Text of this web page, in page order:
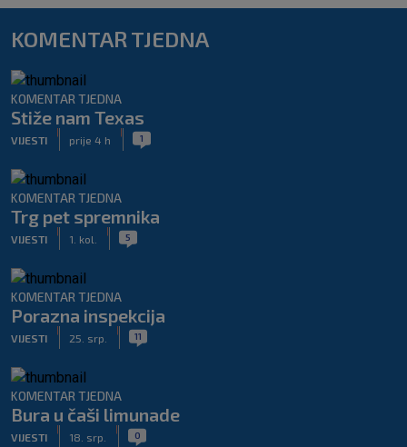
KOMENTAR TJEDNA
KOMENTAR TJEDNA
Stiže nam Texas
VIJESTI prije 4 h 1
KOMENTAR TJEDNA
Trg pet spremnika
VIJESTI 1. kol. 5
KOMENTAR TJEDNA
Porazna inspekcija
VIJESTI 25. srp. 11
KOMENTAR TJEDNA
Bura u čaši limunade
VIJESTI 18. srp. 0